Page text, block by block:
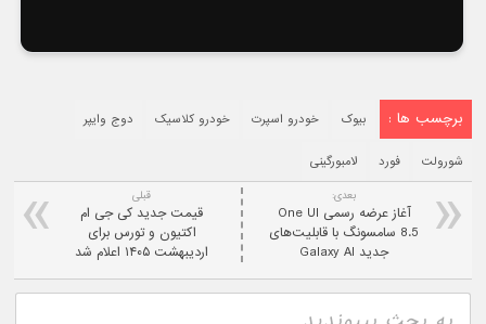
برچسب ها : بیوک خودرو اسپرت خودرو کلاسیک دوج وایپر
شورولت فورد لامبورگینی
قبلی
قیمت جدید کی جی ام
اکتیون و تورس برای
اردیبهشت ۱۴۰۵ اعلام شد
بعدی:
آغاز عرضه رسمی One UI
8.5 سامسونگ با قابلیت‌های
جدید Galaxy AI